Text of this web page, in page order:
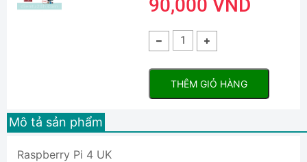
90,000 VND
THÊM GIỎ HÀNG
Mô tả sản phẩm
Raspberry Pi 4 UK